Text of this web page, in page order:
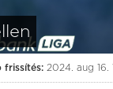
frissítés: 2024. aug 16.